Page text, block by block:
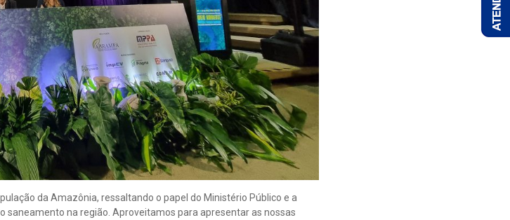
da Amazônia, ressaltando o papel do Ministério Público e a
saneamento na região. Aproveitamos para apresentar as nossas